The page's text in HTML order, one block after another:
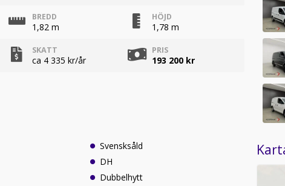
BREDD
1,82 m
HÖJD
1,78 m
SKATT
ca 4 335 kr/år
PRIS
193 200 kr
Svensksåld
DH
Dubbelhytt